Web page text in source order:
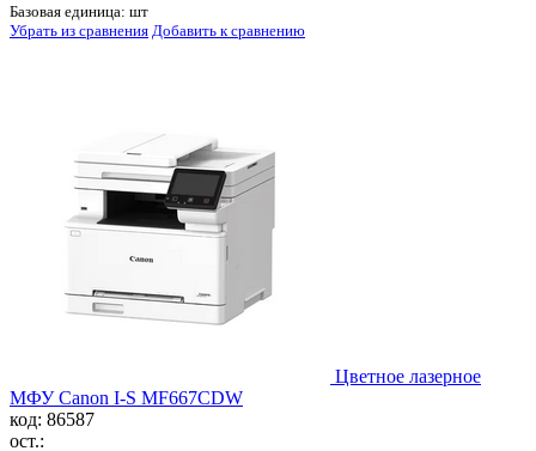
Базовая единица: шт
Убрать из сравнения Добавить к сравнению
Цветное лазерное
МФУ Canon I-S MF667CDW
код: 86587
ост.: